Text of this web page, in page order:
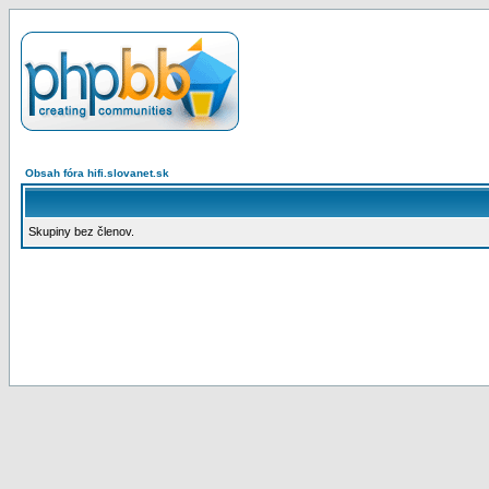
Obsah fóra hifi.slovanet.sk
Skupiny bez členov.